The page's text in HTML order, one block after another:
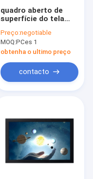
quadro aberto de
superfície do tela
onda 10.4inch
impermeável
Preço:negotiable
MOQ:PCes 1
obtenha o ultimo preço
contacto